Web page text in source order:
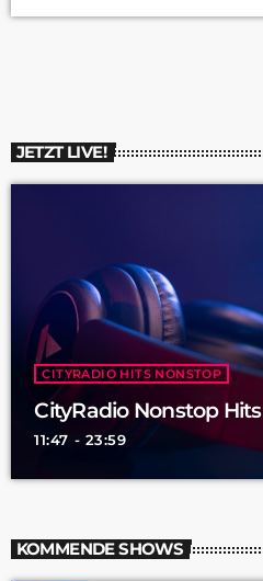
JETZT LIVE!
CITYRADIO HITS NONSTOP
CityRadio Nonstop Hits
11:47 - 23:59
KOMMENDE SHOWS